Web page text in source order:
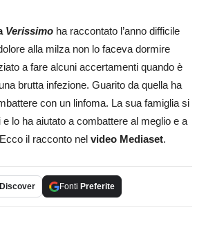
Verissimo ha raccontato l’anno difficile
alla milza non lo faceva dormire
a fare alcuni accertamenti quando è
brutta infezione. Guarito da quella ha
con un linfoma. La sua famiglia si
lo ha aiutato a combattere al meglio e a
il racconto nel video Mediaset.
Discover Fonti Preferite